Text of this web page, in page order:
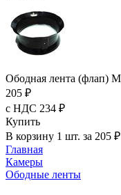
Ободная лента (флап)
205 ₽
с НДС 234 ₽
Купить
В корзину 1 шт. за 205 ₽
Главная
Камеры
Ободные ленты